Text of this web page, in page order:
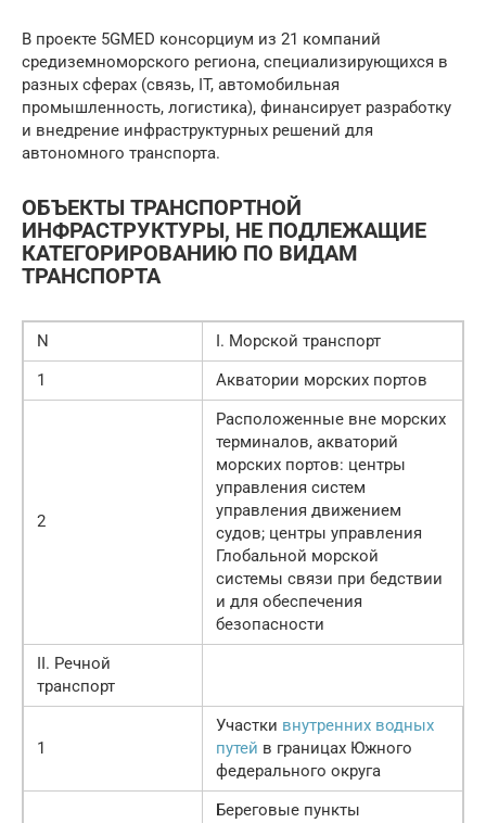
В проекте 5GMED консорциум из 21 компаний
средиземноморского региона, специализирующихся в
разных сферах (связь, IT, автомобильная
промышленность, логистика), финансирует разработку
и внедрение инфраструктурных решений для
автономного транспорта.
ОБЪЕКТЫ ТРАНСПОРТНОЙ
ИНФРАСТРУКТУРЫ, НЕ ПОДЛЕЖАЩИЕ
КАТЕГОРИРОВАНИЮ ПО ВИДАМ
ТРАНСПОРТА
N
I. Морской транспорт
1
Акватории морских портов
2
Расположенные вне морских
терминалов, акваторий
морских портов: центры
управления систем
управления движением
судов; центры управления
Глобальной морской
системы связи при бедствии
и для обеспечения
безопасности
II. Речной
транспорт
1
Участки внутренних водных
путей в границах Южного
федерального округа
Береговые пункты